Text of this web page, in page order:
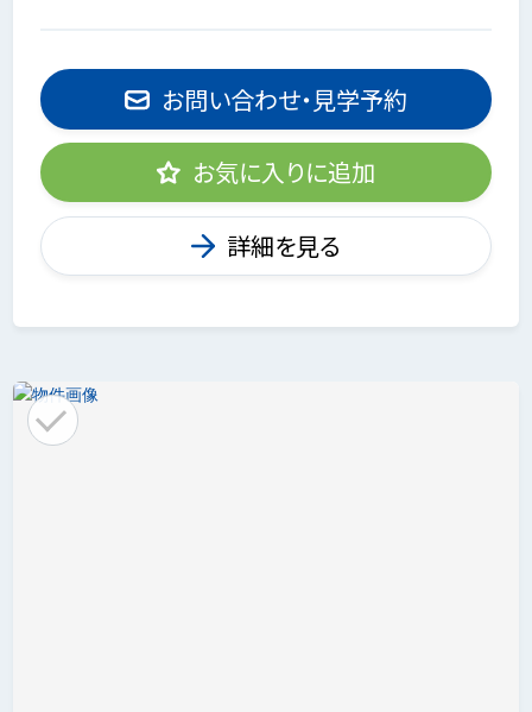
お問い合わせ・見学予約
お気に入りに追加
詳細を見る